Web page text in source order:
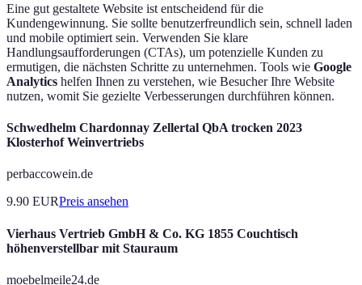
Eine gut gestaltete Website ist entscheidend für die
Kundengewinnung. Sie sollte benutzerfreundlich sein, schnell laden
und mobile optimiert sein. Verwenden Sie klare
Handlungsaufforderungen (CTAs), um potenzielle Kunden zu
ermutigen, die nächsten Schritte zu unternehmen. Tools wie Google
Analytics helfen Ihnen zu verstehen, wie Besucher Ihre Website
nutzen, womit Sie gezielte Verbesserungen durchführen können.
Schwedhelm Chardonnay Zellertal QbA trocken 2023
Klosterhof Weinvertriebs
perbaccowein.de
9.90 EURPreis ansehen
Vierhaus Vertrieb GmbH & Co. KG 1855 Couchtisch
höhenverstellbar mit Stauraum
moebelmeile24.de